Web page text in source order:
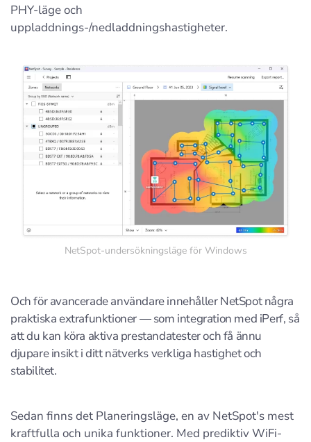
PHY-läge och
uppladdnings-/nedladdningshastigheter.
NetSpot-undersökningsläge för Windows
Och för avancerade användare innehåller NetSpot några
praktiska extrafunktioner — som integration med iPerf, så
att du kan köra aktiva prestandatester och få ännu
djupare insikt i ditt nätverks verkliga hastighet och
stabilitet.
Sedan finns det Planeringsläge, en av NetSpot's mest
kraftfulla och unika funktioner. Med prediktiv WiFi-